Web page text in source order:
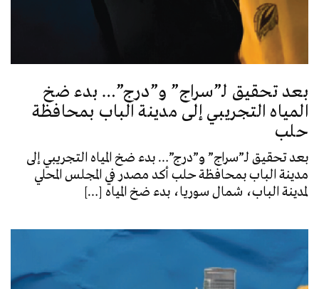
بعد تحقيق لـ”سراج” و”درج”… بدء ضخ
المياه التجريبي إلى مدينة الباب بمحافظة
حلب
بعد تحقيق لـ”سراج” و”درج”… بدء ضخ المياه التجريبي إلى
مدينة الباب بمحافظة حلب أكد مصدر في المجلس المحلي
لمدينة الباب، شمال سوريا، بدء ضخ المياه […]